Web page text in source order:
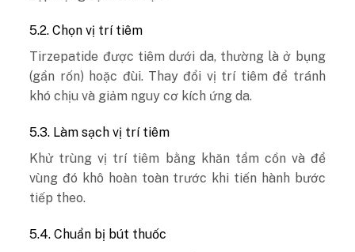
5.2. Chọn vị trí tiêm
Tirzepatide được tiêm dưới da, thường là ở bụng
(gần rốn) hoặc đùi. Thay đổi vị trí tiêm để tránh
khó chịu và giảm nguy cơ kích ứng da.
5.3. Làm sạch vị trí tiêm
Khử trùng vị trí tiêm bằng khăn tẩm cồn và để
vùng đó khô hoàn toàn trước khi tiến hành bước
tiếp theo.
5.4. Chuẩn bị bút thuốc